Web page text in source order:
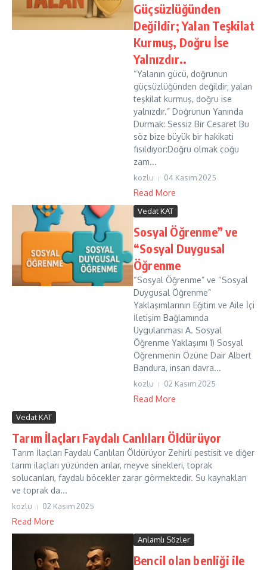
Güçsüzlüğünden
Değildir; Yalan Teşkilat
Kurmuş, Doğru İse
Yalnızdır..
“Yalanın gücü, doğrunun
güçsüzlüğünden değildir; yalan
teşkilat kurmuş, doğru ise
yalnızdır.” Doğrunun Yanında
Durmak: Sessiz Bir Cesaret Bu
söz bize büyük bir hakikati
fısıldıyor:Doğru olmak çoğu
zam...
kozlu 04 Kasım 2025
Read More
Vedat KAT
Sosyal Öğrenme” ve
“Sosyal Duygusal
Öğrenme
“Sosyal Öğrenme” ve “Sosyal
Duygusal Öğrenme”
Yaklaşımlarının Eğitim ve Aile İçi
İletişim Bağlamında
Uygulanması A. Sosyal
Öğrenme Yaklaşımı 1) Sosyal
Öğrenmenin Özüne Dair Albert
Bandura, insan davra...
kozlu 02 Kasım 2025
Read More
Vedat KAT
Tarım İlaçları Faydalı Canlıları Öldürüyor
Tarım İlaçları Faydalı Canlıları Öldürüyor Zehirli pestisit ve diğer
tarım ilaçları yüzünden arılar, meyve sinekleri, toprak
solucanları, faydalı böcekler zarar görmektedir. Su kaynakları
ve toprak da...
kozlu 02 Kasım 2025
Read More
Anlamlı Sözler
Bencil olan benliği ile